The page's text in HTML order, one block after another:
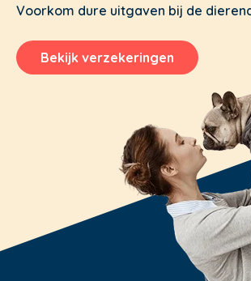
Voorkom dure uitgaven bij de
Bekijk verzekeringen